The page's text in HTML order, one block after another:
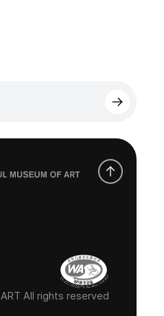
ART All rights reserved